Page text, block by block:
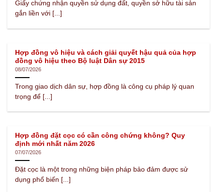
Giấy chứng nhận quyền sử dụng đất, quyền sở hữu tài sản
gắn liền với [...]
Hợp đồng vô hiệu và cách giải quyết hậu quả của hợp
đồng vô hiệu theo Bộ luật Dân sự 2015
08/07/2026
Trong giao dịch dân sự, hợp đồng là công cụ pháp lý quan
trọng để [...]
Hợp đồng đặt cọc có cần công chứng không? Quy
định mới nhất năm 2026
07/07/2026
Đặt cọc là một trong những biện pháp bảo đảm được sử
dụng phổ biến [...]